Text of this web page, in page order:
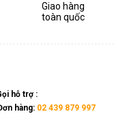
Giao hàng
toàn quốc
hỗ trợ :
hàng: 02 439 879 997